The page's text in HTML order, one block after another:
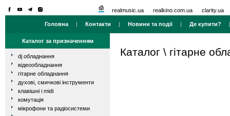
realmusic.ua realkino.com.ua clarity.ua
Головна | Контакти | Новини та події| Де купити?
Каталог за призначенням
dj обладнання
відеообладнання
гітарне обладнання
духові, смичкові інструменти
клавішні і midi
комутація
мікрофони та радіосистеми
Каталог \ гітарне